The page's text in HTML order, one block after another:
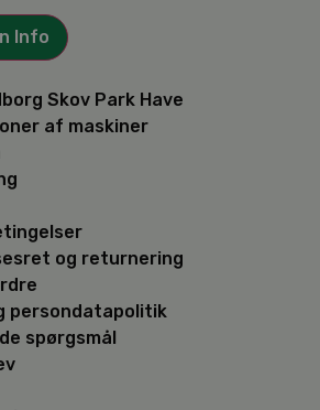
Info
Skov Park Have
af maskiner
og returnering
persondatapolitik
spørgsmål